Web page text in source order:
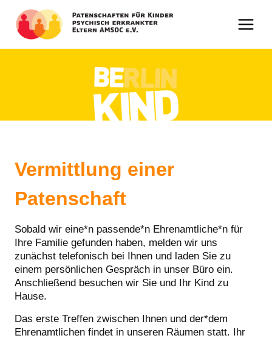
Inhalt
springen
Vermittlung einer
Patenschaft
Sobald wir eine*n passende*n Ehrenamtliche*n für
Ihre Familie gefunden haben, melden wir uns
zunächst telefonisch bei Ihnen und laden Sie zu
einem persönlichen Gespräch in unser Büro ein.
Anschließend besuchen wir Sie und Ihr Kind zu
Hause.
Das erste Treffen zwischen Ihnen und der*dem
Ehrenamtlichen findet in unseren Räumen statt. Ihr